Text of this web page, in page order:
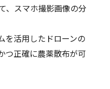
、スマホ撮影画像の分
を活用したドローンの
つ正確に農薬散布が可